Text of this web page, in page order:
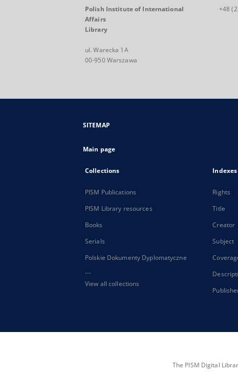
Polish Institute of International
Affairs
Library
ul. Warecka 1A
00-950 Warszawa
+48
SITEMAP
Main page
Collections
PISM Publications
PISM Library resources
Books
Serials
Polskie Dokumenty Dyplomatyczne
...
View all collections
Indexes
Rights
Title
Creator
Subject
The PISM Digital